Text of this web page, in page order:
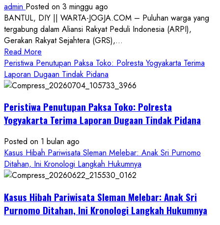
admin Posted on 3 minggu ago
BANTUL, DIY || WARTA-JOGJA.COM – Puluhan warga yang
tergabung dalam Aliansi Rakyat Peduli Indonesia (ARPI),
Gerakan Rakyat Sejahtera (GRS),...
Read More
more
about
Kasus
Anak
di
Aliansi
Janji
Kawal
Proses
Sampai
Tuntas
Peristiwa Penutupan Paksa Toko: Polresta Yogyakarta Terima
Laporan Dugaan Tindak Pidana
Peristiwa Penutupan Paksa Toko: Polresta
Yogyakarta Terima Laporan Dugaan Tindak Pidana
Posted on 1 bulan ago
Kasus Hibah Pariwisata Sleman Melebar: Anak Sri Purnomo
Ditahan, Ini Kronologi Langkah Hukumnya
Kasus Hibah Pariwisata Sleman Melebar: Anak Sri
Purnomo Ditahan, Ini Kronologi Langkah Hukumnya